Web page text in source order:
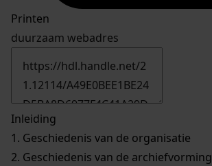
Printen
duurzaam webadres
Inleiding
1. Geschiedenis van de organisatie
2. Geschiedenis van de archiefvorming